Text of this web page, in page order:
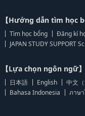
【Hướng dẫn tìm học
Tìm học bổng
Đăng kí
JAPAN STUDY SUPPORT
【Lựa chọn ngôn ngữ】
日本語 English 中文（
Bahasa Indonesia
ภาษ